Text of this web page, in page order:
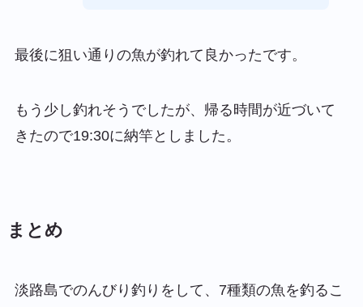
最後に狙い通りの魚が釣れて良かったです。
もう少し釣れそうでしたが、帰る時間が近づいて
きたので19:30に納竿としました。
まとめ
淡路島でのんびり釣りをして、7種類の魚を釣るこ